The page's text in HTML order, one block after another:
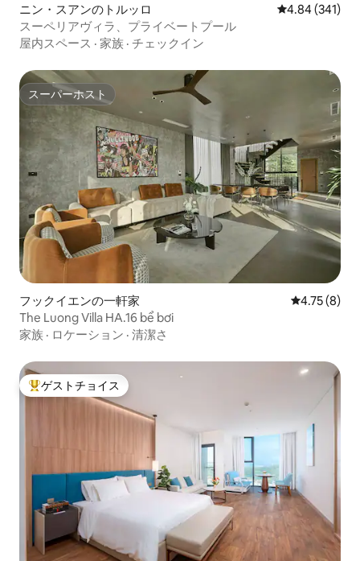
ニン・スアンのトルッロ レビュー341
4.84 (341)
スーペリアヴィラ、プライベートプール
屋内スペース · 家族 · チェックイン
スーパーホスト
スーパーホスト
フックイエンの一軒家 レビュー8
4.75 (8)
The Luong Villa HA.16 bể bơi
家族 · ロケーション · 清潔さ
大好評のゲストチョイスです。
ゲストチョイス